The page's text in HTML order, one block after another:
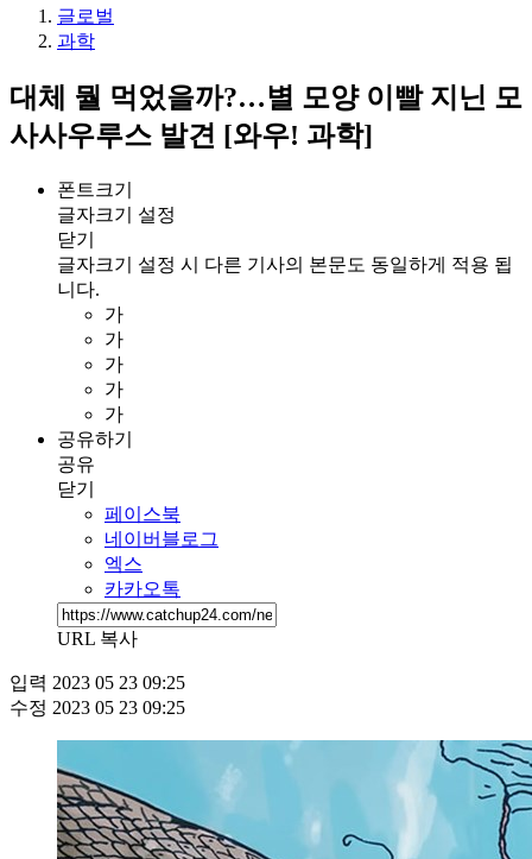
글로벌
과학
대체 뭘 먹었을까?…별 모양 이빨 지닌 모
사사우루스 발견 [와우! 과학]
폰트크기
글자크기 설정
닫기
글자크기 설정 시 다른 기사의 본문도 동일하게 적용 됩
니다.
가
가
가
가
가
공유하기
공유
닫기
페이스북
네이버블로그
엑스
카카오톡
URL 복사
입력 2023 05 23 09:25
수정 2023 05 23 09:25